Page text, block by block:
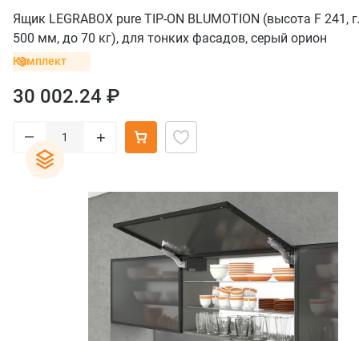
Ящик LEGRABOX pure TIP-ON BLUMOTION (высота F 241,
500 мм, до 70 кг), для тонких фасадов, серый орион
Комплект
30 002.24 ₽
– +